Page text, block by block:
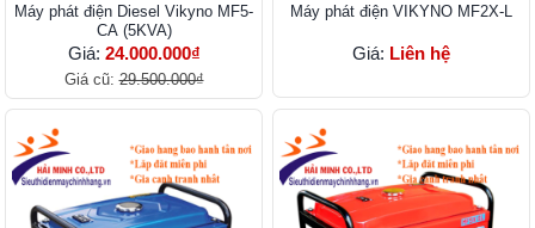
Máy phát điện Diesel Vikyno MF5-
CA (5KVA)
Giá: 24.000.000₫
Giá cũ:29.500.000₫
Máy phát điện VIKYNO MF2X-L
Giá: Liên hệ